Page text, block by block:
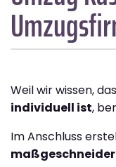
Weil wir wissen,
individuell ist,
Im Anschluss